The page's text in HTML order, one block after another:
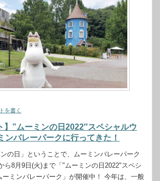
を書く
】”ムーミンの日2022″スペシャルウ
ンバレーパークに行ってきた！
ンの日」ということで、ムーミンバレーパーク
ら8月9日(火)まで「"ムーミンの日2022"スペシ
ーミンバレーパーク」が開催中！ 今年は、一般